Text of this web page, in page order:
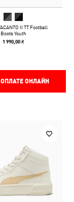
II TT Football
Boots Youth
1 990,00 ₴
ОНЛАЙН